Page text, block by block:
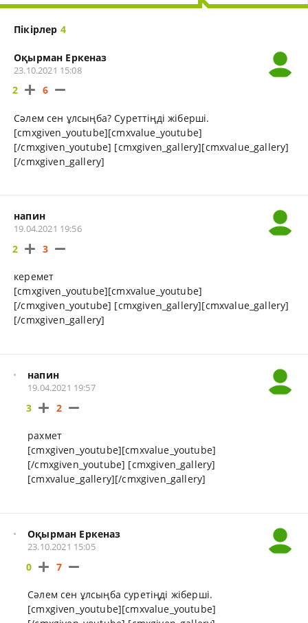
Пікірлер 4
Оқырман Еркеназ
23.10.2021 15:08
2 6
Сәлем сен ұлсыңба? Суреттіңді жіберші.
[cmxgiven_youtube][cmxvalue_youtube]
[/cmxgiven_youtube] [cmxgiven_gallery][cmxvalue_gallery]
[/cmxgiven_gallery]
напин
19.04.2021 19:56
2 3
керемет
[cmxgiven_youtube][cmxvalue_youtube]
[/cmxgiven_youtube] [cmxgiven_gallery][cmxvalue_gallery]
[/cmxgiven_gallery]
напин
19.04.2021 19:57
3 2
рахмет
[cmxgiven_youtube][cmxvalue_youtube]
[/cmxgiven_youtube] [cmxgiven_gallery]
[cmxvalue_gallery][/cmxgiven_gallery]
Оқырман Еркеназ
23.10.2021 15:05
0 7
Сәлем сен ұлсыңба суретіңді жіберші.
[cmxgiven_youtube][cmxvalue_youtube]